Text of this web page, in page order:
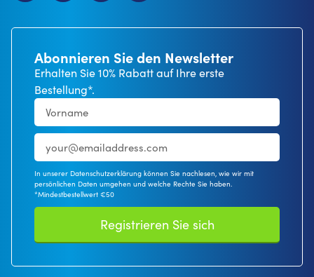
Abonnieren Sie den Newsletter
Erhalten Sie 10% Rabatt auf Ihre erste
Bestellung*.
In unserer Datenschutzerklärung können Sie nachlesen, wie wir mit
persönlichen Daten umgehen und welche Rechte Sie haben.
*Mindestbestellwert €50
Registrieren Sie sich